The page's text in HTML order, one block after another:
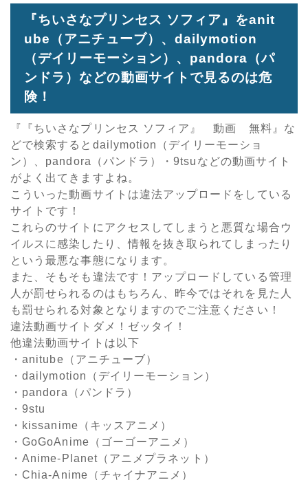
『ちいさなプリンセス ソフィア』をanit
ube（アニチューブ）、dailymotion
（デイリーモーション）、pandora（パ
ンドラ）などの動画サイトで見るのは危
険！
『『ちいさなプリンセス ソフィア』 動画 無料』な
どで検索するとdailymotion（デイリーモーショ
ン）、pandora（パンドラ）・9tsuなどの動画サイト
がよく出てきますよね。
こういった動画サイトは違法アップロードをしている
サイトです！
これらのサイトにアクセスしてしまうと悪質な場合ウ
イルスに感染したり、情報を抜き取られてしまったり
という最悪な事態になります。
また、そもそも違法です！アップロードしている管理
人が罰せられるのはもちろん、昨今ではそれを見た人
も罰せられる対象となりますのでご注意ください！
違法動画サイトダメ！ゼッタイ！
他違法動画サイトは以下
・anitube（アニチューブ）
・dailymotion（デイリーモーション）
・pandora（パンドラ）
・9stu
・kissanime（キッスアニメ）
・GoGoAnime（ゴーゴーアニメ）
・Anime-Planet（アニメプラネット）
・Chia-Anime（チャイナアニメ）